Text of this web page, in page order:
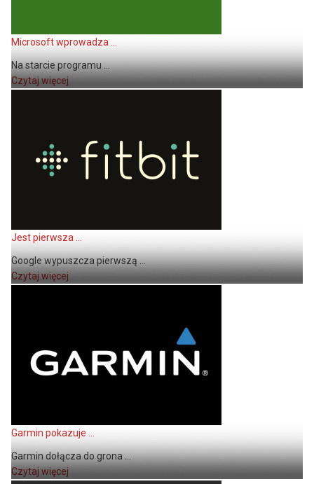
Microsoft wprowadza ...
Na starcie programu ...
Czytaj więcej
Jest pierwsza ...
Google wypuszcza pierwszą ...
Czytaj więcej
Garmin pokazuje ...
Garmin dołącza do grona ...
Czytaj więcej